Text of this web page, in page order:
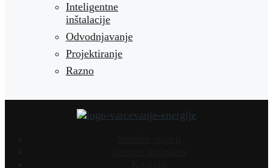
Inteligentne
inštalacije
Odvodnjavanje
Projektiranje
Razno